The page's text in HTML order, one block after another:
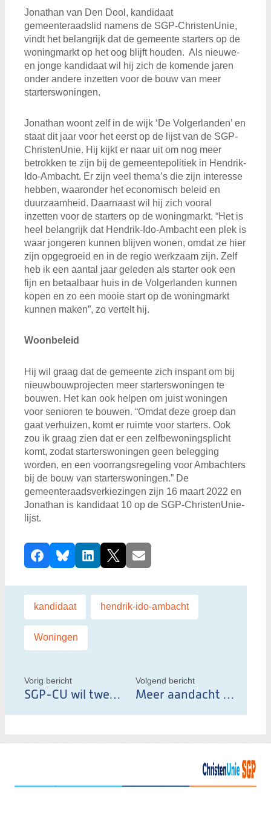
Jonathan van Den Dool, kandidaat
gemeenteraadslid namens de SGP-ChristenUnie,
vindt het belangrijk dat de gemeente starters op de
woningmarkt op het oog blijft houden. Als nieuwe-
en jonge kandidaat wil hij zich de komende jaren
onder andere inzetten voor de bouw van meer
starterswoningen.
Jonathan woont zelf in de wijk ‘De Volgerlanden’ en
staat dit jaar voor het eerst op de lijst van de SGP-
ChristenUnie. Hij kijkt er naar uit om nog meer
betrokken te zijn bij de gemeentepolitiek in Hendrik-
Ido-Ambacht. Er zijn veel thema’s die zijn interesse
hebben, waaronder het economisch beleid en
duurzaamheid. Daarnaast wil hij zich vooral
inzetten voor de starters op de woningmarkt. “Het is
heel belangrijk dat Hendrik-Ido-Ambacht een plek is
waar jongeren kunnen blijven wonen, omdat ze hier
zijn opgegroeid en in de regio werkzaam zijn. Zelf
heb ik een aantal jaar geleden als starter ook een
fijn en betaalbaar huis in de Volgerlanden kunnen
kopen en zo een mooie start op de woningmarkt
kunnen maken”, zo vertelt hij.
Woonbeleid
Hij wil graag dat de gemeente zich inspant om bij
nieuwbouwprojecten meer starterswoningen te
bouwen. Het kan ook helpen om juist woningen
voor senioren te bouwen. “Omdat deze groep dan
gaat verhuizen, komt er ruimte voor starters. Ook
zou ik graag zien dat er een zelfbewoningsplicht
komt, zodat starterswoningen geen belegging
worden, en een voorrangsregeling voor Ambachters
bij de bouw van starterswoningen.” De
gemeenteraadsverkiezingen zijn 16 maart 2022 en
Jonathan is kandidaat 10 op de SGP-ChristenUnie-
lijst.
D
e
e
l
t
e
r
i
h
FacebookBlueskyLinkedIn
X E-mail
Labels:
kandidaat hendrik-ido-ambacht
Woningen
Vorig bericht
SGP-CU wil tweede viaduct A16
Volgend bericht
Meer aandacht voor speelplaatsen